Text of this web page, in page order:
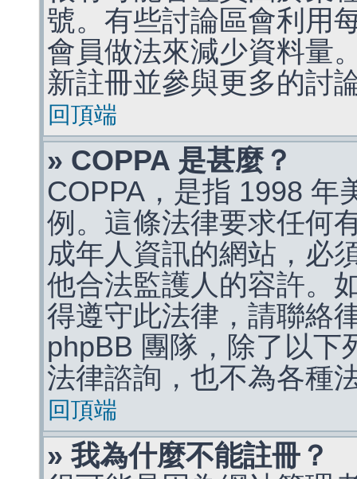
號。有些討論區會利用
會員做法來減少資料量
新註冊並參與更多的討
回頂端
» COPPA 是甚麼？
COPPA，是指 1998 年
例。這條法律要求任何
成年人資訊的網站，必
他合法監護人的容許。
得遵守此法律，請聯絡
phpBB 團隊，除了以下
法律諮詢，也不為各種
回頂端
» 我為什麼不能註冊？